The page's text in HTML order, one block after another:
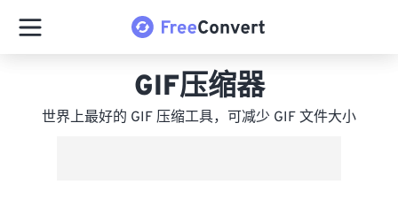
GIF压缩器
世界上最好的 GIF 压缩工具，可减少 GIF 文件大小